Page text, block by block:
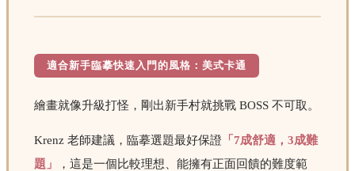
適合新手臨摹快速入門的風格：美式卡通
繪畫就像升級打怪，剛出新手村就挑戰 BOSS 不可取。
Krenz 老師建議，臨摹選題最好保證 「7成舒適，3成難
題」
，這是一個比較理想、能擁有正面回饋的難度範